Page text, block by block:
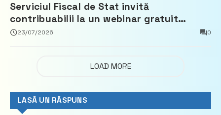
Serviciul Fiscal de Stat invită
contribuabilii la un webinar gratuit
privind calculul impozitului pe bunurile
23/07/2026 0
LOAD MORE
LASĂ UN RĂSPUNS